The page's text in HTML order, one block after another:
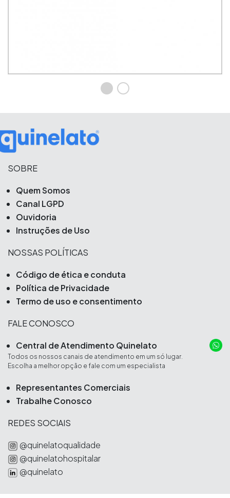
SOBRE
Quem Somos
Canal LGPD
Ouvidoria
Instruções de Uso
NOSSAS POLÍTICAS
Código de ética e conduta
Política de Privacidade
Termo de uso e consentimento
FALE CONOSCO
Central de Atendimento Quinelato
Todos os nossos canais de atendimento em um só lugar.
Escolha a melhor opção e fale com um especialista
Representantes Comerciais
Trabalhe Conosco
REDES SOCIAIS
@quinelatoqualidade
@quinelatohospitalar
@quinelato